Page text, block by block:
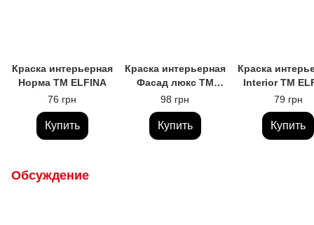
Краска интерьерная
Норма ТМ ELFINA
76 грн
Купить
Краска интерьерная
Фасад люкс ТМ
ELFINA 1,4кг/1л
98 грн
Купить
Краска
Interior ТМ
Матлатекс
79 грн
Купить
Обсуждение